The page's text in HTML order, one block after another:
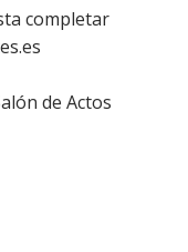
completar
de Actos